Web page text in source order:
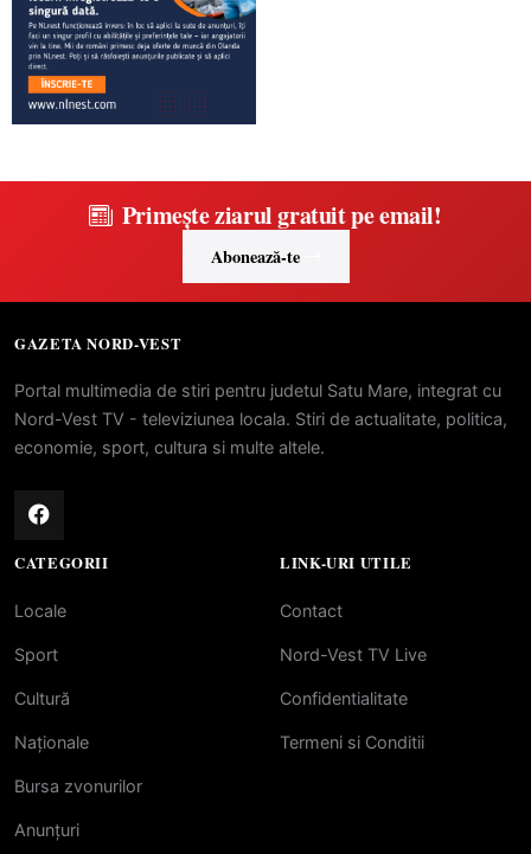
Primește ziarul gratuit pe email!
Abonează-te
GAZETA NORD-VEST
Portal multimedia de stiri pentru judetul Satu Mare, integrat cu
Nord-Vest TV - televiziunea locala. Stiri de actualitate, politica,
economie, sport, cultura si multe altele.
CATEGORII
Locale
Sport
Cultură
Naționale
Bursa zvonurilor
Anunțuri
LINK-URI UTILE
Contact
Nord-Vest TV Live
Confidentialitate
Termeni si Conditii